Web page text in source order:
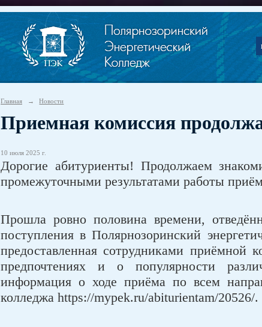
Главная → Новости
Приемная комиссия
10 июля 2025 г.
Дорогие абитуриенты! Продолжаем
промежуточными результатами работы
Прошла ровно половина времени,
поступления в Полярнозоринский
предоставленная сотрудниками приёмной
предпочтениях и о популярности
информация о ходе приёма по всем
колледжа https://mypek.ru/abiturientam/20526/.